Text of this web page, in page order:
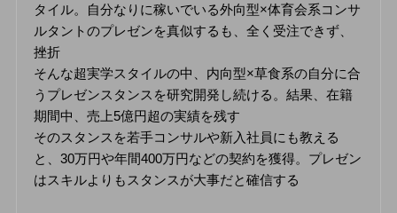
タイル。自分なりに稼いでいる外向型×体育会系コンサ
ルタントのプレゼンを真似するも、全く受注できず、
挫折
そんな超実学スタイルの中、内向型×草食系の自分に合
うプレゼンスタンスを研究開発し続ける。結果、在籍
期間中、売上5億円超の実績を残す
そのスタンスを若手コンサルや新入社員にも教える
と、30万円や年間400万円などの契約を獲得。プレゼン
はスキルよりもスタンスが大事だと確信する